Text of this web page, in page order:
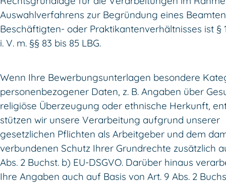
Auswahlverfahrens zur Begründung eines
Beschäftigten- oder Praktikantenverhältnisses ist §
i. V. m. §§ 83 bis 85 LBG.
Wenn Ihre Bewerbungsunterlagen besondere
personenbezogener Daten, z. B. Angaben über
religiöse Überzeugung oder ethnische Herkunft,
stützen wir unsere Verarbeitung aufgrund unserer
gesetzlichen Pflichten als Arbeitgeber und dem
verbundenen Schutz Ihrer Grundrechte zusätzlich
Abs. 2 Buchst. b) EU-DSGVO. Darüber hinaus
Ihre Angaben auch auf Basis von Art. 9 Abs. 2